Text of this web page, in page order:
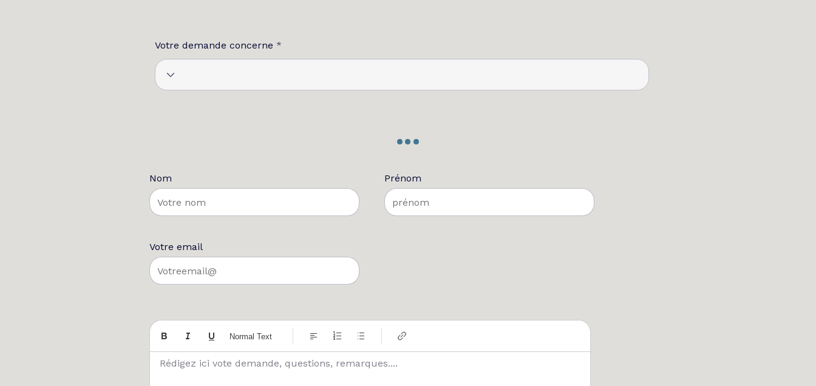
Nous contacter
Votre demande concerne
...
Nom Prénom
Votre email
Rédigez ici vote demande, questions, remarques....
Normal Text